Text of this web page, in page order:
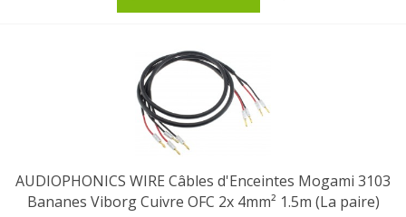
AUDIOPHONICS WIRE Câbles d'Enceintes Mogami 3103
Bananes Viborg Cuivre OFC 2x 4mm² 1.5m (La paire)